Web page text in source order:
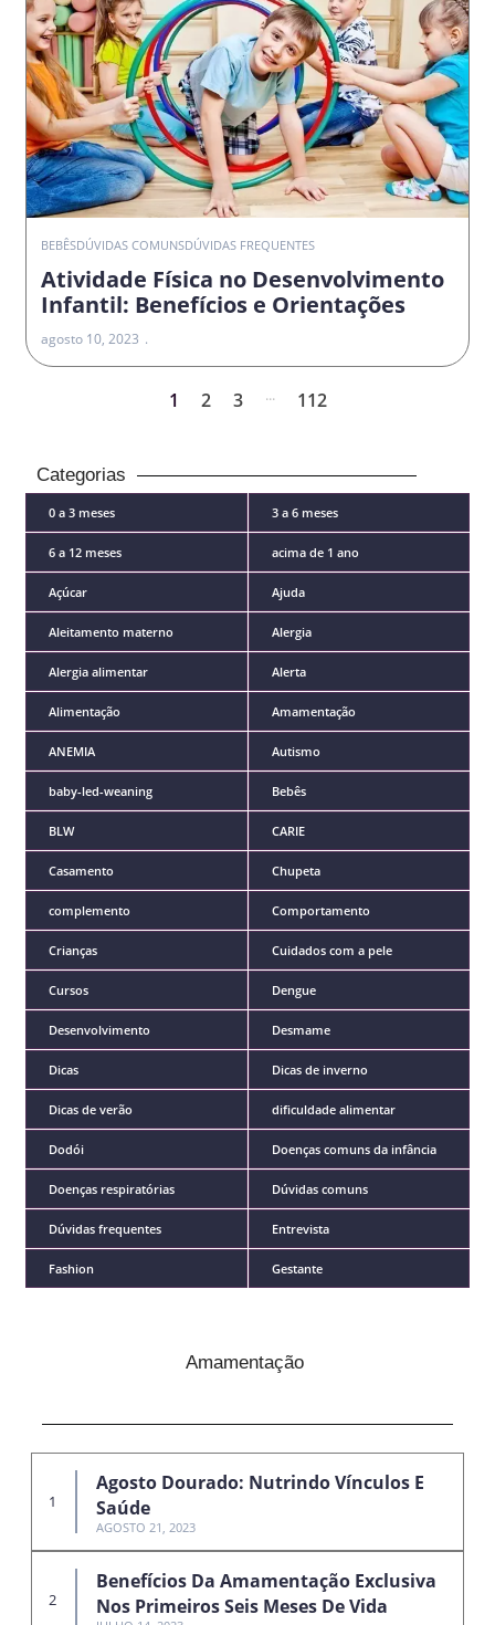
BEBÊSDÚVIDAS COMUNSDÚVIDAS FREQUENTES
Atividade Física no Desenvolvimento
Infantil: Benefícios e Orientações
agosto 10, 2023
1 2 3 ... 112
Categorias
0 a 3 meses 3 a 6 meses
6 a 12 meses acima de 1 ano
Açúcar Ajuda
Aleitamento materno Alergia
Alergia alimentar Alerta
Alimentação Amamentação
ANEMIA Autismo
baby-led-weaning Bebês
BLW CARIE
Casamento Chupeta
complemento Comportamento
Crianças Cuidados com a pele
Cursos Dengue
Desenvolvimento Desmame
Dicas Dicas de inverno
Dicas de verão dificuldade alimentar
Dodói Doenças comuns da infância
Doenças respiratórias Dúvidas comuns
Dúvidas frequentes Entrevista
Fashion Gestante
Amamentação
Agosto Dourado: Nutrindo Vínculos E
Saúde
AGOSTO 21, 2023
Benefícios Da Amamentação Exclusiva
Nos Primeiros Seis Meses De Vida